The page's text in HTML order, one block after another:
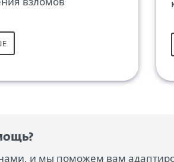
и мы поможем вам